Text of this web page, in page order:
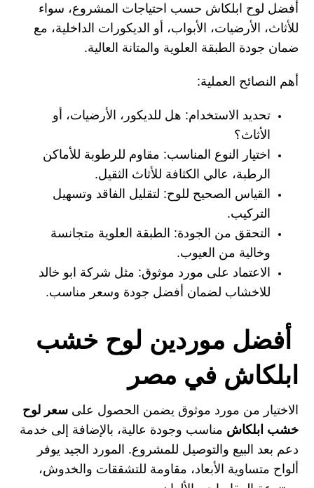
أفضل لوح ابلكاش حسب احتياجات المشروع، سواء
للأثاث، الأرضيات، الأبواب، أو الديكورات الداخلية، مع
ضمان جودة الطبقة العلوية والمتانة العالية.
أهم النصائح العملية:
تحديد الاستخدام: هل للديكور، الأرضيات، أو
الأثاث؟
اختيار النوع المناسب: مقاوم للرطوبة للأماكن
الرطبة، عالي الكثافة للأثاث الثقيل.
القياس الصحيح للوح: لتقليل الفاقد وتسهيل
التركيب.
التحقق من الجودة: الطبقة العلوية متجانسة
وخالية من العيوب.
الاعتماد على مورد موثوق: مثل شركة ابو خالد
للاخشاب لضمان أفضل جودة وسعر مناسب.
أفضل موردين لوح خشب
ابلكاش في مصر
الاختيار من مورد موثوق يضمن الحصول علىسعر لوح
خشب ابلكاش مناسب وجودة عالية، بالإضافة إلى خدمة
دعم بعد البيع والتوصيل للمشروع. المورد الجيد يوفر
ألواح متساوية الأبعاد، مقاومة للتشققات والخدوش،